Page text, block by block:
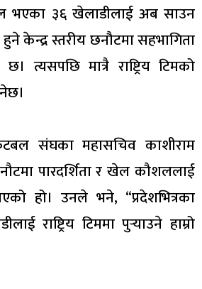
भएका ३६ खेलाडीलाई अब साउन
केन्द्र स्तरीय छनौटमा सहभागिता
त्यसपछि मात्रै राष्ट्रिय टिमको
संघका महासचिव काशीराम
पारदर्शिता र खेल कौशललाई
हो। उनले भने, “प्रदेशभित्रका
राष्ट्रिय टिममा पुर्‍याउने हाम्रो